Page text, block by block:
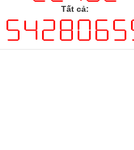
Tất cả: